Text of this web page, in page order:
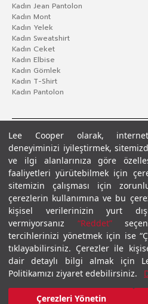
Lee Cooper olarak,
deneyiminizi iyileştirmek,
ve ilgi alanlarınıza göre
faaliyetleri yürütebilmek için
sitemizin çalışması için
çerezlerin kullanımına ve bu
kişisel verilerinizin yurt
vermiyorsanız “Reddet”
tercihlerinizi yönetmek için ise
tıklayabilirsiniz. Çerezler ile
dair detaylı bilgi almak için
Politikamızı ziyaret edebilirsiniz.
Çerezleri Yönetin
Kadın Jean Pantolon
Kadın Mont
Kadın Yelek
Kadın Sweatshirt
Kadın Ceket
Kadın Elbise
Kadın Gömlek
Kadın T-Shirt
Kadın Pantolon
Gizlilik PolitikasıÇerez Politikası KVKK
© 2026 Leecooper - Tüm